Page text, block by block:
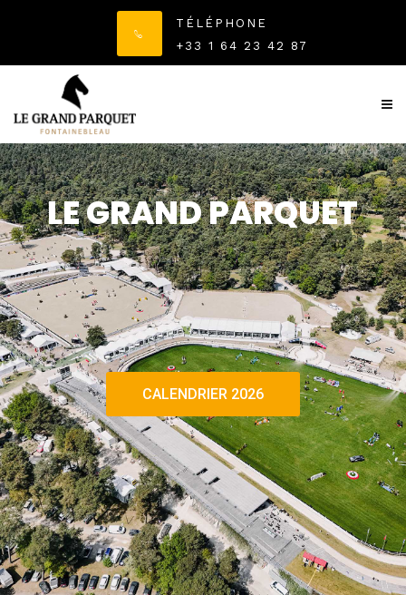
TÉLÉPHONE
+33 1 64 23 42 87
LE GRAND PARQUET
CALENDRIER 2026